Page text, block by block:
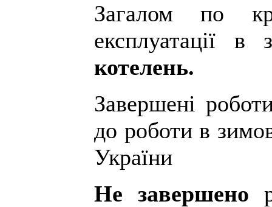
Загалом по
експлуатації
котелень.
Завершені
до роботи в
України
Не завершено